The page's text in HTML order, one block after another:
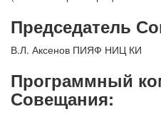
Председатель
В.Л. Аксенов ПИЯФ НИЦ КИ
Программный
Совещания: